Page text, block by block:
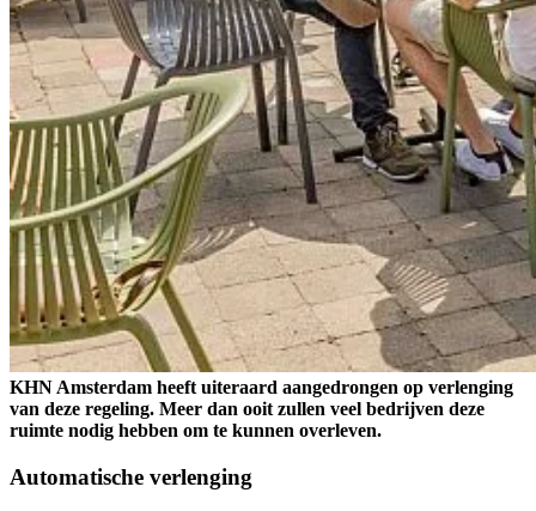
KHN Amsterdam heeft uiteraard aangedrongen op verlenging
van deze regeling. Meer dan ooit zullen veel bedrijven deze
ruimte nodig hebben om te kunnen overleven.
Automatische verlenging